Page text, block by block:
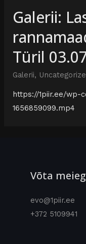
Galerii:
Türil
Galerii,
https://1piir.ee/wp-
1656859099.mp4
Võta
evo@1piir.ee
+372 5109941